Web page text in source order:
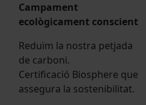
Campament
ecològicament conscient
Reduïm la nostra petjada
de carboni.
Certificació Biosphere que
assegura la sostenibilitat.